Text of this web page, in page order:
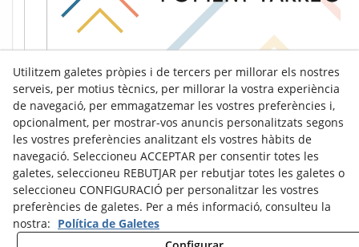
Utilitzem galetes pròpies i de tercers per millorar els nostres
serveis, per motius tècnics, per millorar la vostra experiència
de navegació, per emmagatzemar les vostres preferències i,
opcionalment, per mostrar-vos anuncis personalitzats segons
les vostres preferències analitzant els vostres hàbits de
navegació. Seleccioneu ACCEPTAR per consentir totes les
galetes, seleccioneu REBUTJAR per rebutjar totes les galetes o
seleccioneu CONFIGURACIÓ per personalitzar les vostres
preferències de galetes. Per a més informació, consulteu la
nostra: Política de Galetes